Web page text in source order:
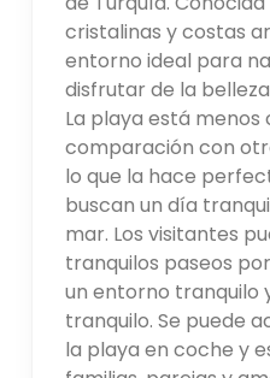
cristalinas y costas
entorno ideal para
disfrutar de la
La playa está menos
comparación con
lo que la hace
buscan un día
mar. Los visitantes
tranquilos paseos
un entorno tranquilo
tranquilo. Se puede
la playa en coche y